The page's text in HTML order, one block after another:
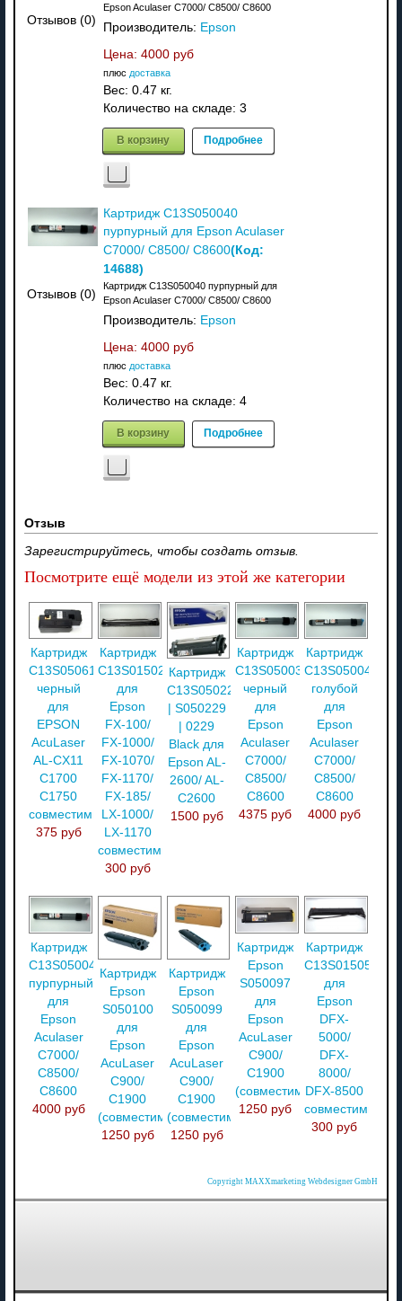
Отзывов (0)
Epson Aculaser C7000/ C8500/ C8600
Производитель: Epson
Цена: 4000 руб
плюс доставка
Вес: 0.47 кг.
Количество на складе: 3
В корзину Подробнее
Отзывов (0)
Картридж C13S050040
пурпурный для Epson Aculaser
C7000/ C8500/ C8600(Код:
14688)
Картридж C13S050040 пурпурный для
Epson Aculaser C7000/ C8500/ C8600
Производитель: Epson
Цена: 4000 руб
плюс доставка
Вес: 0.47 кг.
Количество на складе: 4
В корзину Подробнее
Отзыв
Зарегистрируйтесь, чтобы создать отзыв.
Посмотрите ещё модели из этой же категории
Картридж
C13S050614
черный
для
EPSON
AcuLaser
AL-CX11
C1700
C1750
совместимый
375 руб
Картридж
C13S015020
для
Epson
FX-100/
FX-1000/
FX-1070/
FX-1170/
FX-185/
LX-1000/
LX-1170
совместимый
300 руб
Картридж
C13S050229
| S050229
| 0229
Black для
Epson AL-
2600/ AL-
C2600
1500 руб
Картридж
C13S050038
черный
для
Epson
Aculaser
C7000/
C8500/
C8600
4375 руб
Картридж
C13S050041
голубой
для
Epson
Aculaser
C7000/
C8500/
C8600
4000 руб
Картридж
C13S050040
пурпурный
для
Epson
Aculaser
C7000/
C8500/
C8600
4000 руб
Картридж
Epson
S050100
для
Epson
AcuLaser
C900/
C1900
(совместимый)
1250 руб
Картридж
Epson
S050099
для
Epson
AcuLaser
C900/
C1900
(совместимый)
1250 руб
Картридж
Epson
S050097
для
Epson
AcuLaser
C900/
C1900
(совместимый)
1250 руб
Картридж
C13S015055
для
Epson
DFX-
5000/
DFX-
8000/
DFX-8500
совместимый
300 руб
Copyright MAXXmarketing Webdesigner GmbH